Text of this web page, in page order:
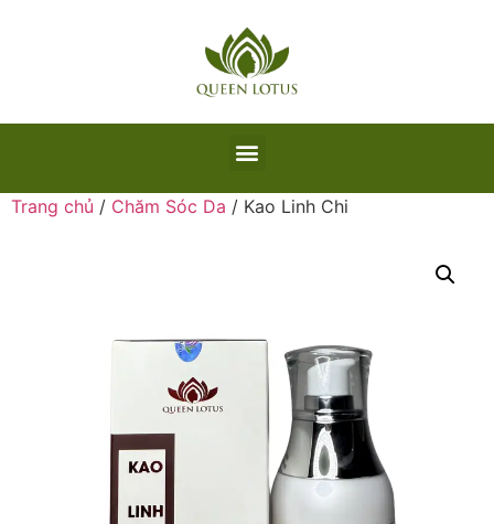
Trang chủ / Chăm Sóc Da / Kao Linh Chi